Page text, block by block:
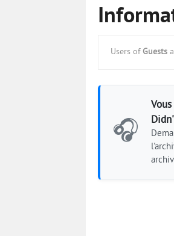
Users of Guests
🎧